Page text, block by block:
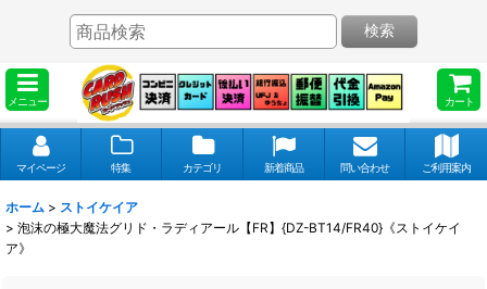
メニュー カート
検索
マイページ 特集 カテゴリ 新着商品 問い合わせ ご利用案内
ホーム > ストイケイア
> 泡沫の極大魔法グリド・ラディアール【FR】{DZ-BT14/FR40}《ストイケイ
ア》